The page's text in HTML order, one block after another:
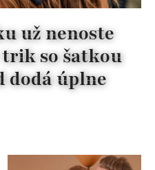
už nenoste
so šatkou
dodá úplne